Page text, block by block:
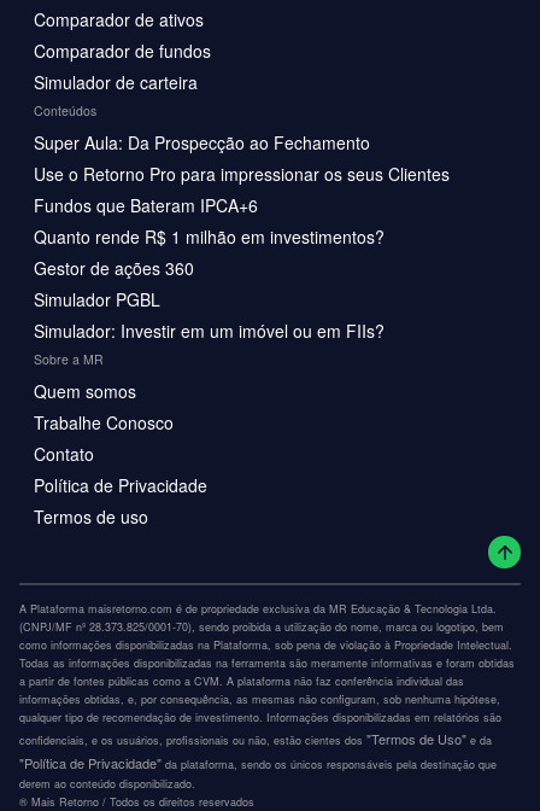
Comparador de ativos
Comparador de fundos
Simulador de carteira
Conteúdos
Super Aula: Da Prospecção ao Fechamento
Use o Retorno Pro para impressionar os seus Clientes
Fundos que Bateram IPCA+6
Quanto rende R$ 1 milhão em investimentos?
Gestor de ações 360
Simulador PGBL
Simulador: Investir em um imóvel ou em FIIs?
Sobre a MR
Quem somos
Trabalhe Conosco
Contato
Política de Privacidade
Termos de uso
A Plataforma maisretorno.com é de propriedade exclusiva da MR Educação & Tecnologia Ltda.
(CNPJ/MF nº 28.373.825/0001-70), sendo proibida a utilização do nome, marca ou logotipo, bem
como informações disponibilizadas na Plataforma, sob pena de violação à Propriedade Intelectual.
Todas as informações disponibilizadas na ferramenta são meramente informativas e foram obtidas
a partir de fontes públicas como a CVM. A plataforma não faz conferência individual das
informações obtidas, e, por consequência, as mesmas não configuram, sob nenhuma hipótese,
qualquer tipo de recomendação de investimento. Informações disponibilizadas em relatórios são
confidenciais, e os usuários, profissionais ou não, estão cientes dos "Termos de Uso" e da
"Política de Privacidade" da plataforma, sendo os únicos responsáveis pela destinação que
derem ao conteúdo disponibilizado.
®️ Mais Retorno / Todos os direitos reservados